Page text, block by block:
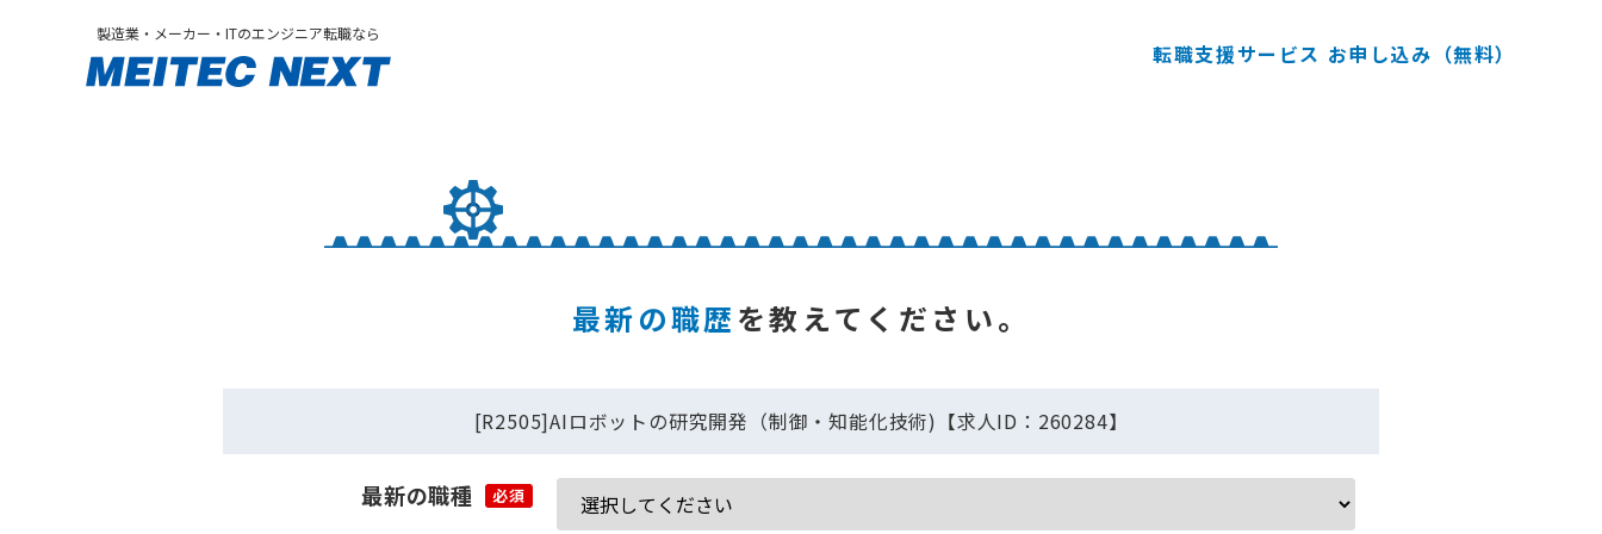
製造業・メーカー・ITのエンジニア転職なら
転職支援サービス お申し込み（無料）
最新の職歴 を教えてください。
[R2505]AIロボットの研究開発（制御・知能化技術)【求人ID：260284】
最新の職種